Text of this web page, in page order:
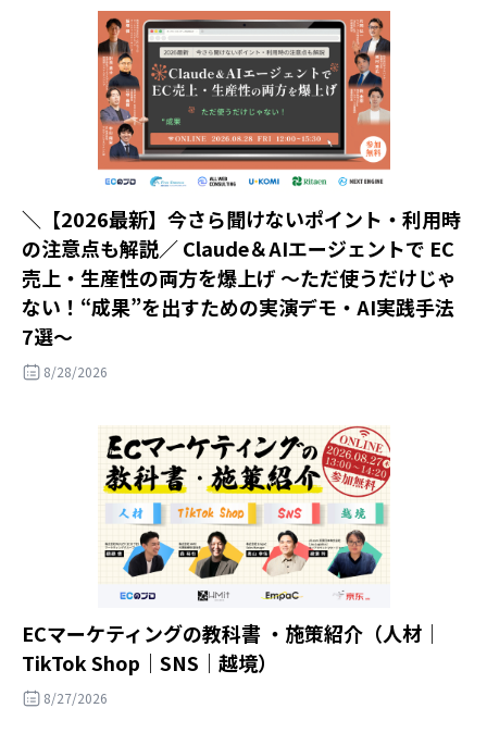
＼【2026最新】今さら聞けないポイント・利用時
の注意点も解説／ Claude＆AIエージェントで EC
売上・生産性の両方を爆上げ ～ただ使うだけじゃ
ない！“成果”を出すための実演デモ・AI実践手法
7選～
8/28/2026
ECマーケティングの教科書 ・施策紹介（人材｜
TikTok Shop｜SNS｜越境）
8/27/2026